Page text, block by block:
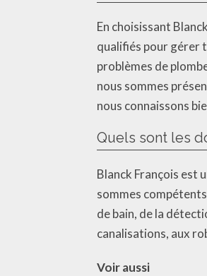
En choisissant
qualifiés pour gérer
problèmes de
nous sommes
nous connaissons
Quels sont les
Blanck François est
sommes
de bain, de la
canalisations, aux
Voir aussi